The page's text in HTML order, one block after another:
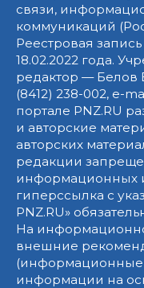
связи,
коммуникаций
Реестровая
18.02.2022 года.
редактор —
(8412) 238-002, e-
портале PNZ.RU
и авторские
авторских
редакции
информационных
гиперссылка с
PNZ.RU»
На
внешние
(информационные
информации на